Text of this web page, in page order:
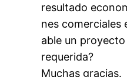
resultado
nes comerciales
able un
requerida?
Muchas gracias.